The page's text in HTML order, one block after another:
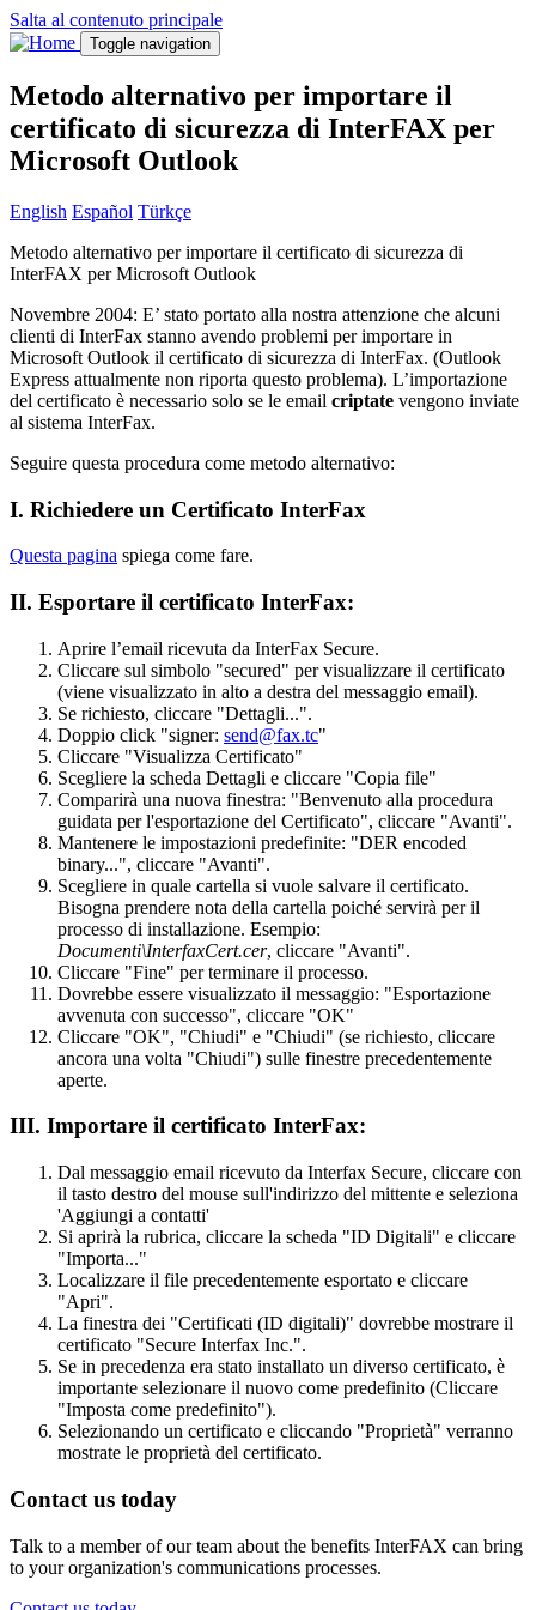
Salta al contenuto principale
Toggle navigation
Metodo alternativo per importare il
certificato di sicurezza di InterFAX per
Microsoft Outlook
English Español Türkçe
Metodo alternativo per importare il certificato di sicurezza di
InterFAX per Microsoft Outlook
Novembre 2004: E’ stato portato alla nostra attenzione che alcuni
clienti di InterFax stanno avendo problemi per importare in
Microsoft Outlook il certificato di sicurezza di InterFax. (Outlook
Express attualmente non riporta questo problema). L’importazione
del certificato è necessario solo se le email criptate vengono inviate
al sistema InterFax.
Seguire questa procedura come metodo alternativo:
I. Richiedere un Certificato InterFax
Questa pagina spiega come fare.
II. Esportare il certificato InterFax:
Aprire l’email ricevuta da InterFax Secure.
Cliccare sul simbolo "secured" per visualizzare il certificato
(viene visualizzato in alto a destra del messaggio email).
Se richiesto, cliccare "Dettagli...".
Doppio click "signer: send@fax.tc"
Cliccare "Visualizza Certificato"
Scegliere la scheda Dettagli e cliccare "Copia file"
Comparirà una nuova finestra: "Benvenuto alla procedura
guidata per l'esportazione del Certificato", cliccare "Avanti".
Mantenere le impostazioni predefinite: "DER encoded
binary...", cliccare "Avanti".
Scegliere in quale cartella si vuole salvare il certificato.
Bisogna prendere nota della cartella poiché servirà per il
processo di installazione. Esempio:
Documenti\InterfaxCert.cer, cliccare "Avanti".
Cliccare "Fine" per terminare il processo.
Dovrebbe essere visualizzato il messaggio: "Esportazione
avvenuta con successo", cliccare "OK"
Cliccare "OK", "Chiudi" e "Chiudi" (se richiesto, cliccare
ancora una volta "Chiudi") sulle finestre precedentemente
aperte.
III. Importare il certificato InterFax:
Dal messaggio email ricevuto da Interfax Secure, cliccare con
il tasto destro del mouse sull'indirizzo del mittente e seleziona
'Aggiungi a contatti'
Si aprirà la rubrica, cliccare la scheda "ID Digitali" e cliccare
"Importa..."
Localizzare il file precedentemente esportato e cliccare
"Apri".
La finestra dei "Certificati (ID digitali)" dovrebbe mostrare il
certificato "Secure Interfax Inc.".
Se in precedenza era stato installato un diverso certificato, è
importante selezionare il nuovo come predefinito (Cliccare
"Imposta come predefinito").
Selezionando un certificato e cliccando "Proprietà" verranno
mostrate le proprietà del certificato.
Contact us today
Talk to a member of our team about the benefits InterFAX can bring
to your organization's communications processes.